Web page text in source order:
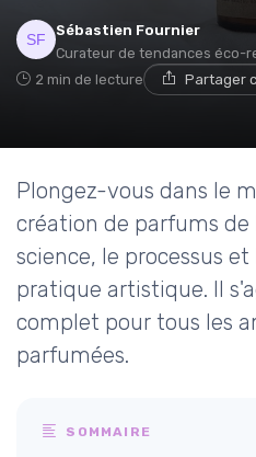
Sébastien Fournier
Curateur de tendances éco-
2 min de lecture Partager
Plongez-vous dans le
création de parfums de
science, le processus
pratique artistique. Il
complet pour tous les
parfumées.
SOMMAIRE